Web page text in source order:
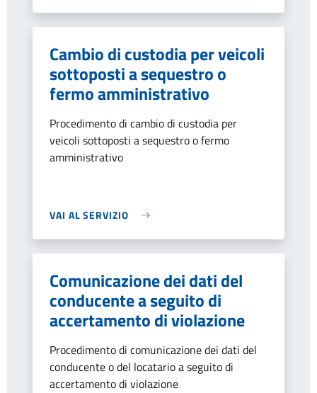
Cambio di custodia per veicoli
sottoposti a sequestro o
fermo amministrativo
Procedimento di cambio di custodia per
veicoli sottoposti a sequestro o fermo
amministrativo
VAI AL SERVIZIO
Comunicazione dei dati del
conducente a seguito di
accertamento di violazione
Procedimento di comunicazione dei dati del
conducente o del locatario a seguito di
accertamento di violazione